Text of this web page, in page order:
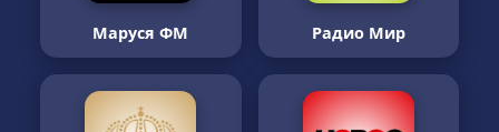
Маруся ФМ Радио Мир